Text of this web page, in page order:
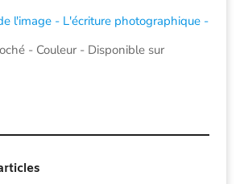
l'image - L'écriture photographique -
- Couleur - Disponible sur